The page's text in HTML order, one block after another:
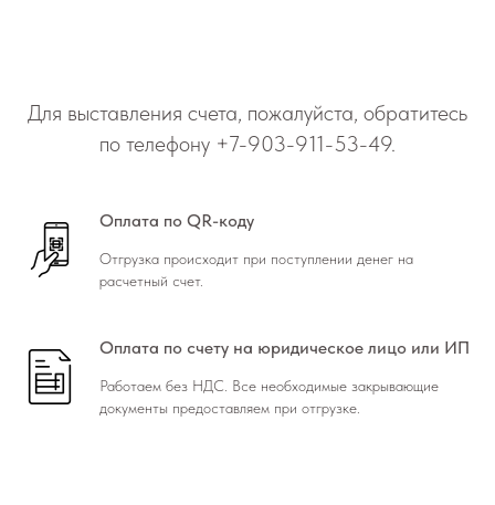
Для выставления счета, пожалуйста, обратитесь
по телефону +7-903-911-53-49.
Оплата по QR-коду
Отгрузка происходит при поступлении денег на
расчетный счет.
Оплата по счету на юридическое лицо или ИП
Работаем без НДС. Все необходимые закрывающие
документы предоставляем при отгрузке.